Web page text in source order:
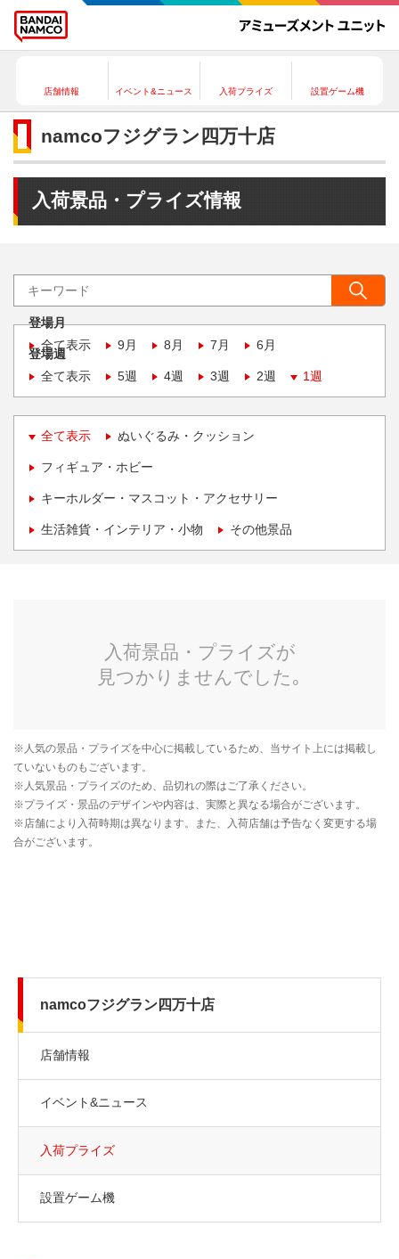
店舗情報 イベント&ニュース 入荷プライズ 設置ゲーム機
namcoフジグラン四万十店
入荷景品・プライズ情報
登場月
全て表示
9月 8月 7月 6月
登場週
全て表示
5週 4週 3週 2週 1週
全て表示 ぬいぐるみ・クッション
フィギュア・ホビー
キーホルダー・マスコット・アクセサリー
生活雑貨・インテリア・小物 その他景品
namcoフジグラン四万十店
店舗情報
イベント&ニュース
入荷プライズ
設置ゲーム機